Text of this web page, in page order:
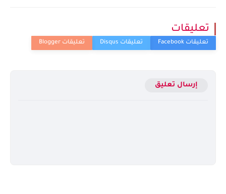
تعليقات
إرسال تعليق